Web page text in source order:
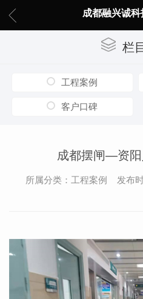
成都融兴诚科
栏
工程案例
客户口碑
成都摆闸—资
所属分类：工程案例 发布